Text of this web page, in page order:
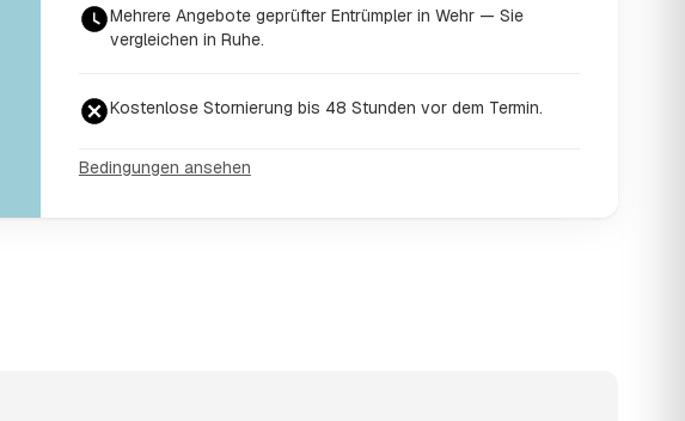
Mehrere Angebote geprüfter Entrümpler in Wehr — Sie
vergleichen in Ruhe.
Kostenlose Stornierung bis 48 Stunden vor dem Termin.
Bedingungen ansehen